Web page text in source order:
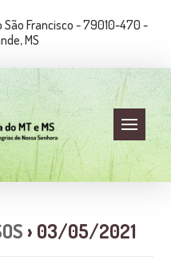
São Francisco - 79010-470 -
MS
› 03/05/2021